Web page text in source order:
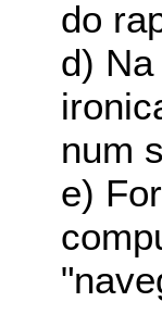
do
d)
num
e)